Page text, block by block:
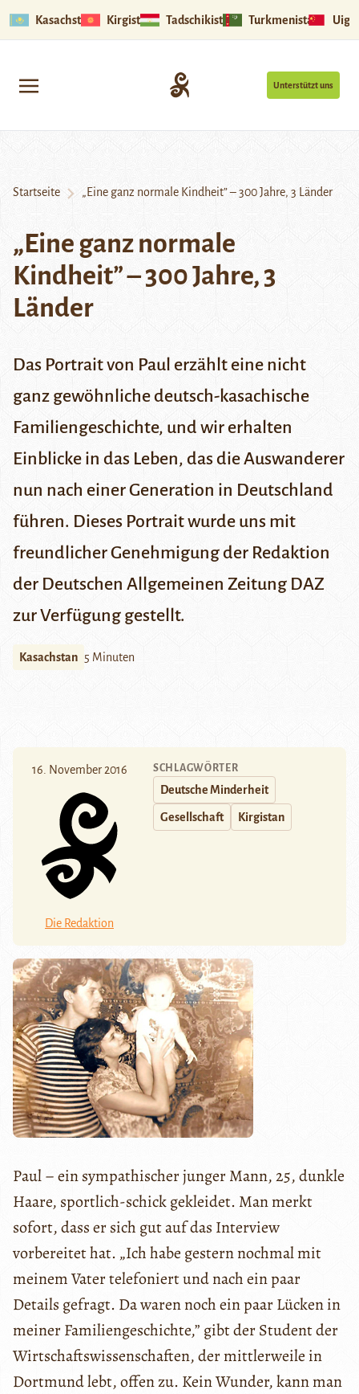
Kasachstan Kirgistan Tadschikistan Turkmenistan
Unterstützt uns
Startseite „Eine ganz normale Kindheit” – 300 Jahre, 3 Länder
„Eine ganz normale
Kindheit” – 300 Jahre, 3
Länder
Das Portrait von Paul erzählt eine nicht
ganz gewöhnliche deutsch-kasachische
Familiengeschichte, und wir erhalten
Einblicke in das Leben, das die Auswanderer
nun nach einer Generation in Deutschland
führen. Dieses Portrait wurde uns mit
freundlicher Genehmigung der Redaktion
der Deutschen Allgemeinen Zeitung DAZ
zur Verfügung gestellt.
Kasachstan 5 Minuten
16. November 2016
Die Redaktion
SCHLAGWÖRTER
Deutsche Minderheit
Gesellschaft Kirgistan
Paul – ein sympathischer junger Mann, 25, dunkle
Haare, sportlich-schick gekleidet. Man merkt
sofort, dass er sich gut auf das Interview
vorbereitet hat. „Ich habe gestern nochmal mit
meinem Vater telefoniert und nach ein paar
Details gefragt. Da waren noch ein paar Lücken in
meiner Familiengeschichte,” gibt der Student der
Wirtschaftswissenschaften, der mittlerweile in
Dortmund lebt, offen zu. Kein Wunder, kann man